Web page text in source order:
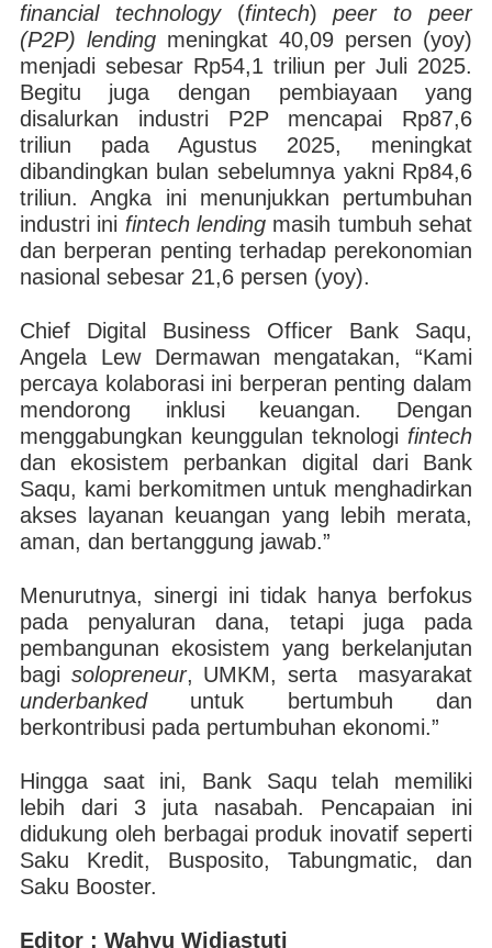
financial technology(fintech)peer to peer
(P2P) lendingmeningkat 40,09 persen (yoy)
menjadi sebesar Rp54,1 triliun per Juli 2025.
Begitu juga dengan pembiayaan yang
disalurkan industri P2P mencapai Rp87,6
triliun pada Agustus 2025, meningkat
dibandingkan bulan sebelumnya yakni Rp84,6
triliun. Angka ini menunjukkan pertumbuhan
industri ini fintech lending masih tumbuh sehat
dan berperan penting terhadap perekonomian
nasional sebesar 21,6 persen (yoy).
Chief Digital Business Officer Bank Saqu,
Angela Lew Dermawan mengatakan, “Kami
percaya kolaborasi ini berperan penting dalam
mendorong inklusi keuangan. Dengan
menggabungkan keunggulan teknologi fintech
dan ekosistem perbankan digital dari Bank
Saqu, kami berkomitmen untuk menghadirkan
akses layanan keuangan yang lebih merata,
aman, dan bertanggung jawab.”
Menurutnya, sinergi ini tidak hanya berfokus
pada penyaluran dana, tetapi juga pada
pembangunan ekosistem yang berkelanjutan
bagi solopreneur, UMKM, serta masyarakat
underbankeduntuk bertumbuh dan
berkontribusi pada pertumbuhan ekonomi.”
Hingga saat ini, Bank Saqu telah memiliki
lebih dari 3 juta nasabah. Pencapaian ini
didukung oleh berbagai produk inovatif seperti
Saku Kredit, Busposito, Tabungmatic, dan
Saku Booster.
Editor : Wahyu Widiastuti